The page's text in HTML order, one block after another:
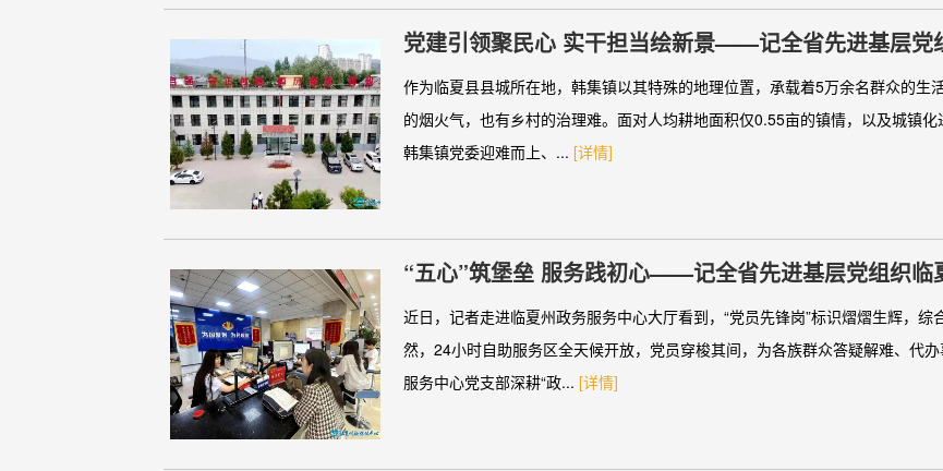
党建引领聚民心 实干担当绘新景——记全省先进基层党
镇党委
作为临夏县县城所在地，韩集镇以其特殊的地理位置，承载着5万余名群众的生
的烟火气，也有乡村的治理难。面对人均耕地面积仅0.55亩的镇情，以及城镇化
韩集镇党委迎难而上、... [详情]
“五心”筑堡垒 服务践初心——记全省先进基层党组织临
心党支部
近日，记者走进临夏州政务服务中心大厅看到，“党员先锋岗”标识熠熠生辉，综
然，24小时自助服务区全天候开放，党员穿梭其间，为各族群众答疑解难、代
服务中心党支部深耕“政... [详情]